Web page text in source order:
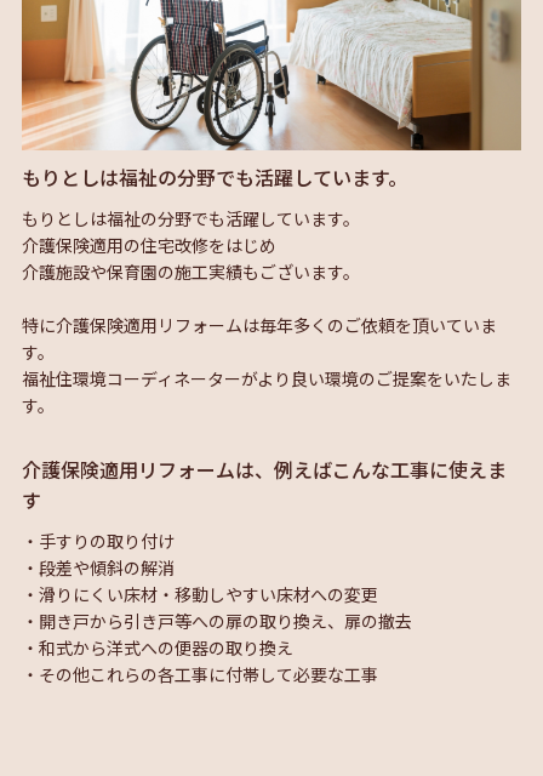
もりとしは福祉の分野でも活躍しています。
もりとしは福祉の分野でも活躍しています。
介護保険適用の住宅改修をはじめ
介護施設や保育園の施工実績もございます。
特に介護保険適用リフォームは毎年多くのご依頼を頂いていま
す。
福祉住環境コーディネーターがより良い環境のご提案をいたしま
す。
介護保険適用リフォームは、例えばこんな工事に使えま
す
・手すりの取り付け
・段差や傾斜の解消
・滑りにくい床材・移動しやすい床材への変更
・開き戸から引き戸等への扉の取り換え、扉の撤去
・和式から洋式への便器の取り換え
・その他これらの各工事に付帯して必要な工事